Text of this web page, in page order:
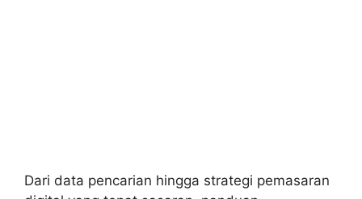
Dari data pencarian hingga strategi pemasaran